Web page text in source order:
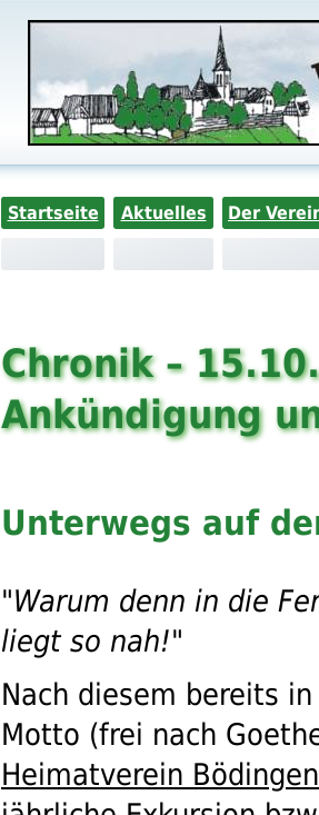
Startseite Aktuelles Der
Chronik –
Ankündigung
Unterwegs auf
"Warum denn in die
liegt so nah!"
Nach diesem bereits
Motto (frei nach
Heimatverein Bödingen